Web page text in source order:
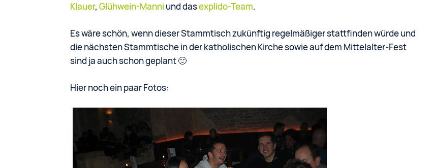
Klauer, Glühwein-Manni und dasexplido-Team.
Es wäre schön, wenn dieser Stammtisch zukünftig regelmäßiger stattfinden würde und
die nächsten Stammtische in der katholischen Kirche sowie auf dem Mittelalter-Fest
sind ja auch schon geplant 🙂
Hier noch ein paar Fotos: